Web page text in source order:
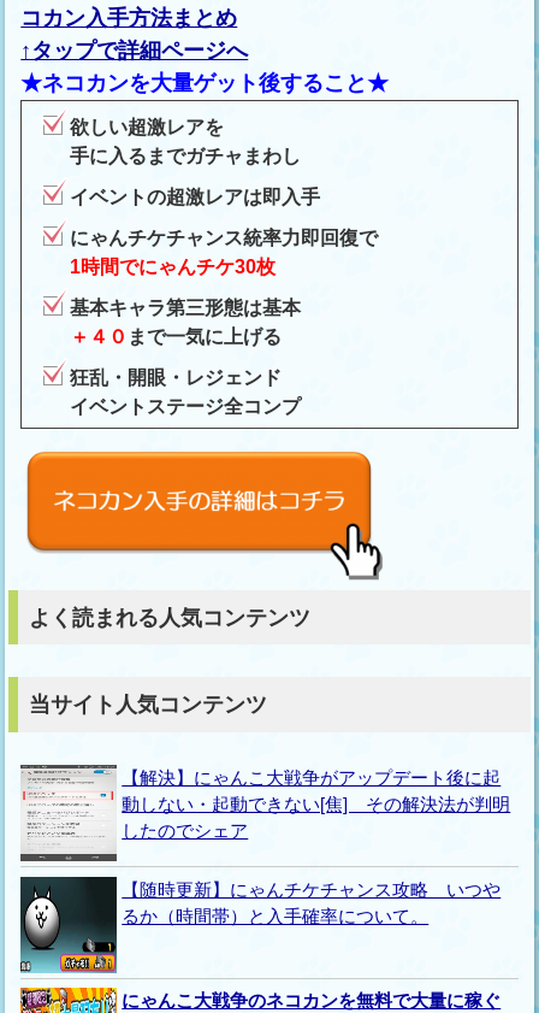
コカン入手方法まとめ
↑タップで詳細ページへ
★ネコカンを大量ゲット後すること★
欲しい超激レアを
手に入るまでガチャまわし
イベントの超激レアは即入手
にゃんチケチャンス統率力即回復で
1時間でにゃんチケ30枚
基本キャラ第三形態は基本
＋４０ まで一気に上げる
狂乱・開眼・レジェンド
イベントステージ全コンプ
よく読まれる人気コンテンツ
当サイト人気コンテンツ
【解決】にゃんこ大戦争がアップデート後に起
動しない・起動できない[焦] その解決法が判明
したのでシェア
【随時更新】にゃんチケチャンス攻略 いつや
るか（時間帯）と入手確率について。
にゃんこ大戦争のネコカンを無料で大量に稼ぐ